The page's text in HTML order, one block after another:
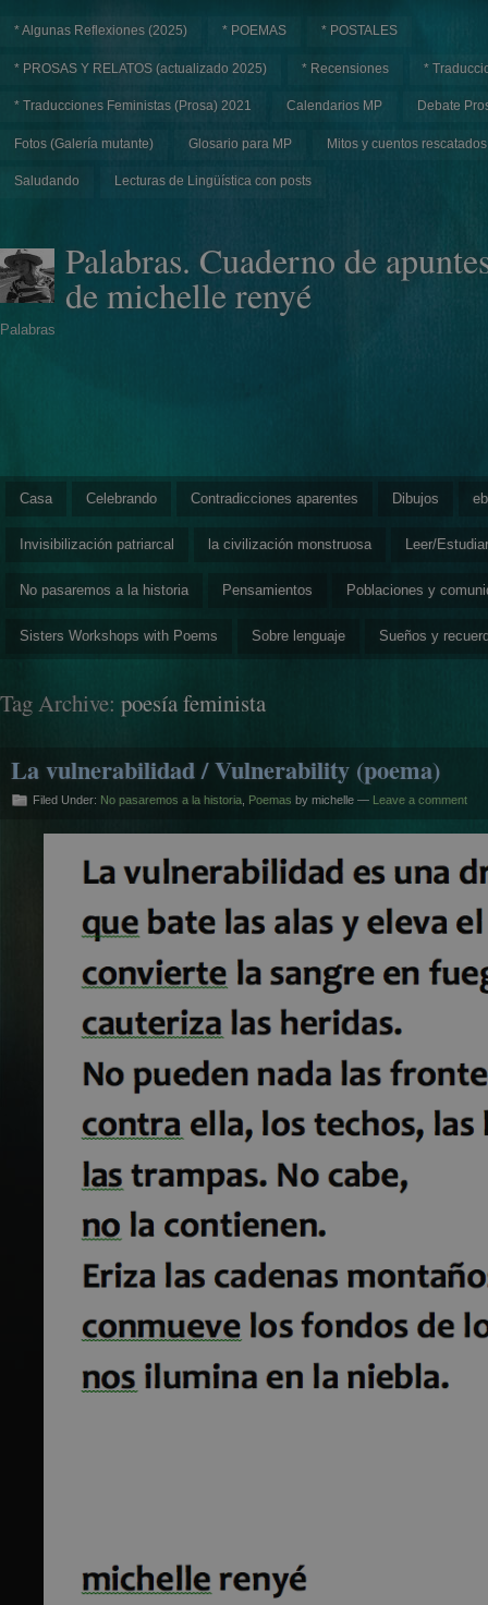
* Algunas Reflexiones (2025) * POEMAS * POSTALES
* PROSAS Y RELATOS (actualizado 2025) * Recensiones *
* Traducciones Feministas (Prosa) 2021 Calendarios MP Debate
Fotos (Galería mutante) Glosario para MP Mitos y cuentos rescatados
Saludando Lecturas de Lingüística con posts
Palabras. Cuaderno de
de michelle renyé
Palabras
Casa Celebrando Contradicciones aparentes Dibujos
Invisibilización patriarcal la civilización monstruosa Leer/Estudiar
No pasaremos a la historia Pensamientos Poblaciones y
Sisters Workshops with Poems Sobre lenguaje Sueños y
Tag Archive: poesía feminista
La vulnerabilidad / Vulnerability (poema)
Filed Under: No pasaremos a la historia Poemas by michelle — Leave a comment